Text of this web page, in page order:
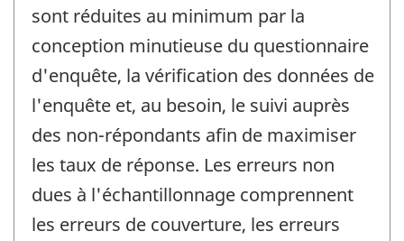
sont réduites au minimum par la
conception minutieuse du questionnaire
d'enquête, la vérification des données de
l'enquête et, au besoin, le suivi auprès
des non-répondants afin de maximiser
les taux de réponse. Les erreurs non
dues à l'échantillonnage comprennent
les erreurs de couverture, les erreurs